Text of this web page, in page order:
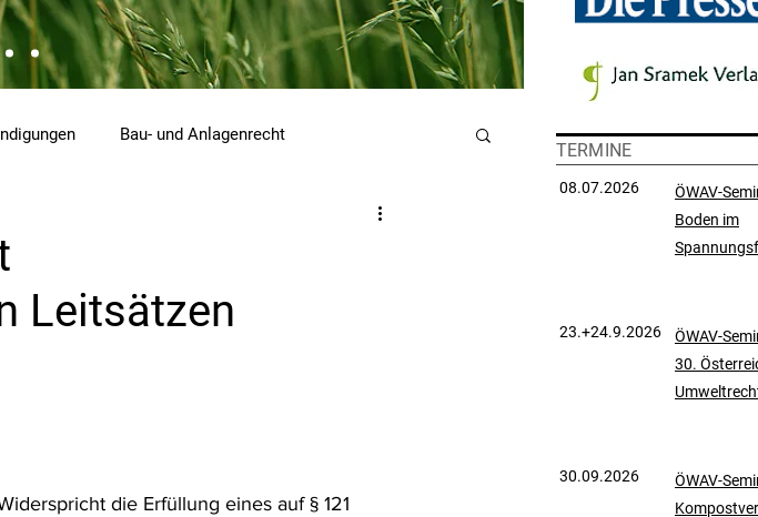
Bau- und Anlagenrecht
Planungsrecht RdU
Leitsätzen
die Erfüllung eines auf § 121
08.07.2026
ÖWAV-
Boden im
23.+24.9.2026
ÖWAV-
30.
30.09.2026
ÖWAV-
TERMINE